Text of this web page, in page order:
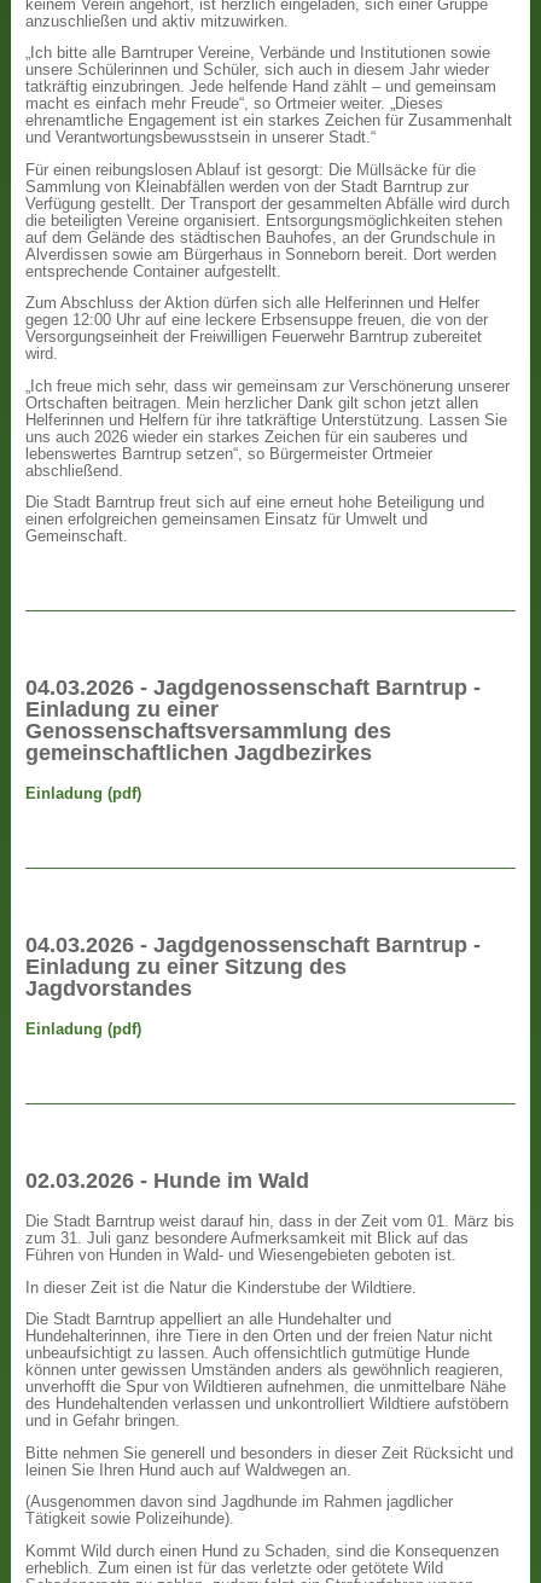
keinem Verein angehört, ist herzlich eingeladen, sich einer Gruppe
anzuschließen und aktiv mitzuwirken.
„Ich bitte alle Barntruper Vereine, Verbände und Institutionen sowie
unsere Schülerinnen und Schüler, sich auch in diesem Jahr wieder
tatkräftig einzubringen. Jede helfende Hand zählt – und gemeinsam
macht es einfach mehr Freude“, so Ortmeier weiter. „Dieses
ehrenamtliche Engagement ist ein starkes Zeichen für Zusammenhalt
und Verantwortungsbewusstsein in unserer Stadt.“
Für einen reibungslosen Ablauf ist gesorgt: Die Müllsäcke für die
Sammlung von Kleinabfällen werden von der Stadt Barntrup zur
Verfügung gestellt. Der Transport der gesammelten Abfälle wird durch
die beteiligten Vereine organisiert. Entsorgungsmöglichkeiten stehen
auf dem Gelände des städtischen Bauhofes, an der Grundschule in
Alverdissen sowie am Bürgerhaus in Sonneborn bereit. Dort werden
entsprechende Container aufgestellt.
Zum Abschluss der Aktion dürfen sich alle Helferinnen und Helfer
gegen 12:00 Uhr auf eine leckere Erbsensuppe freuen, die von der
Versorgungseinheit der Freiwilligen Feuerwehr Barntrup zubereitet
wird.
„Ich freue mich sehr, dass wir gemeinsam zur Verschönerung unserer
Ortschaften beitragen. Mein herzlicher Dank gilt schon jetzt allen
Helferinnen und Helfern für ihre tatkräftige Unterstützung. Lassen Sie
uns auch 2026 wieder ein starkes Zeichen für ein sauberes und
lebenswertes Barntrup setzen“, so Bürgermeister Ortmeier
abschließend.
Die Stadt Barntrup freut sich auf eine erneut hohe Beteiligung und
einen erfolgreichen gemeinsamen Einsatz für Umwelt und
Gemeinschaft.
04.03.2026 - Jagdgenossenschaft Barntrup -
Einladung zu einer
Genossenschaftsversammlung des
gemeinschaftlichen Jagdbezirkes
Einladung (pdf)
04.03.2026 - Jagdgenossenschaft Barntrup -
Einladung zu einer Sitzung des
Jagdvorstandes
Einladung (pdf)
02.03.2026 - Hunde im Wald
Die Stadt Barntrup weist darauf hin, dass in der Zeit vom 01. März bis
zum 31. Juli ganz besondere Aufmerksamkeit mit Blick auf das
Führen von Hunden in Wald- und Wiesengebieten geboten ist.
In dieser Zeit ist die Natur die Kinderstube der Wildtiere.
Die Stadt Barntrup appelliert an alle Hundehalter und
Hundehalterinnen, ihre Tiere in den Orten und der freien Natur nicht
unbeaufsichtigt zu lassen. Auch offensichtlich gutmütige Hunde
können unter gewissen Umständen anders als gewöhnlich reagieren,
unverhofft die Spur von Wildtieren aufnehmen, die unmittelbare Nähe
des Hundehaltenden verlassen und unkontrolliert Wildtiere aufstöbern
und in Gefahr bringen.
Bitte nehmen Sie generell und besonders in dieser Zeit Rücksicht und
leinen Sie Ihren Hund auch auf Waldwegen an.
(Ausgenommen davon sind Jagdhunde im Rahmen jagdlicher
Tätigkeit sowie Polizeihunde).
Kommt Wild durch einen Hund zu Schaden, sind die Konsequenzen
erheblich. Zum einen ist für das verletzte oder getötete Wild